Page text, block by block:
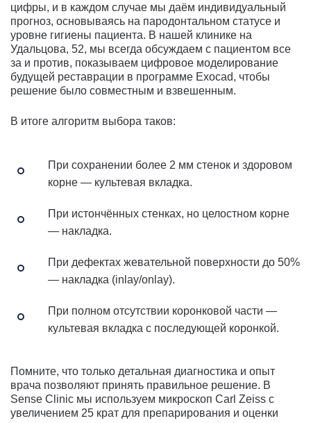
цифры, и в каждом случае мы даём индивидуальный
прогноз, основываясь на пародонтальном статусе и
уровне гигиены пациента. В нашей клинике на
Удальцова, 52, мы всегда обсуждаем с пациентом все
за и против, показываем цифровое моделирование
будущей реставрации в программе Exocad, чтобы
решение было совместным и взвешенным.
В итоге алгоритм выбора таков:
При сохранении более 2 мм стенок и здоровом
корне — культевая вкладка.
При истончённых стенках, но целостном корне
— накладка.
При дефектах жевательной поверхности до 50%
— накладка (inlay/onlay).
При полном отсутствии коронковой части —
культевая вкладка с последующей коронкой.
Помните, что только детальная диагностика и опыт
врача позволяют принять правильное решение. В
Sense Clinic мы используем микроскоп Carl Zeiss с
увеличением 25 крат для препарирования и оценки